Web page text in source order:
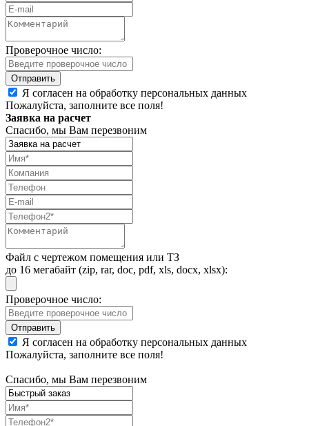
Проверочное число:
Я согласен на обработку персональных данных
Пожалуйста, заполните все поля!
Заявка на расчет
Спасибо, мы Вам перезвоним
Файл с чертежом помещения или ТЗ
до 16 мегабайт (zip, rar, doc, pdf, xls, docx, xlsx):
Проверочное число:
Я согласен на обработку персональных данных
Пожалуйста, заполните все поля!
Спасибо, мы Вам перезвоним